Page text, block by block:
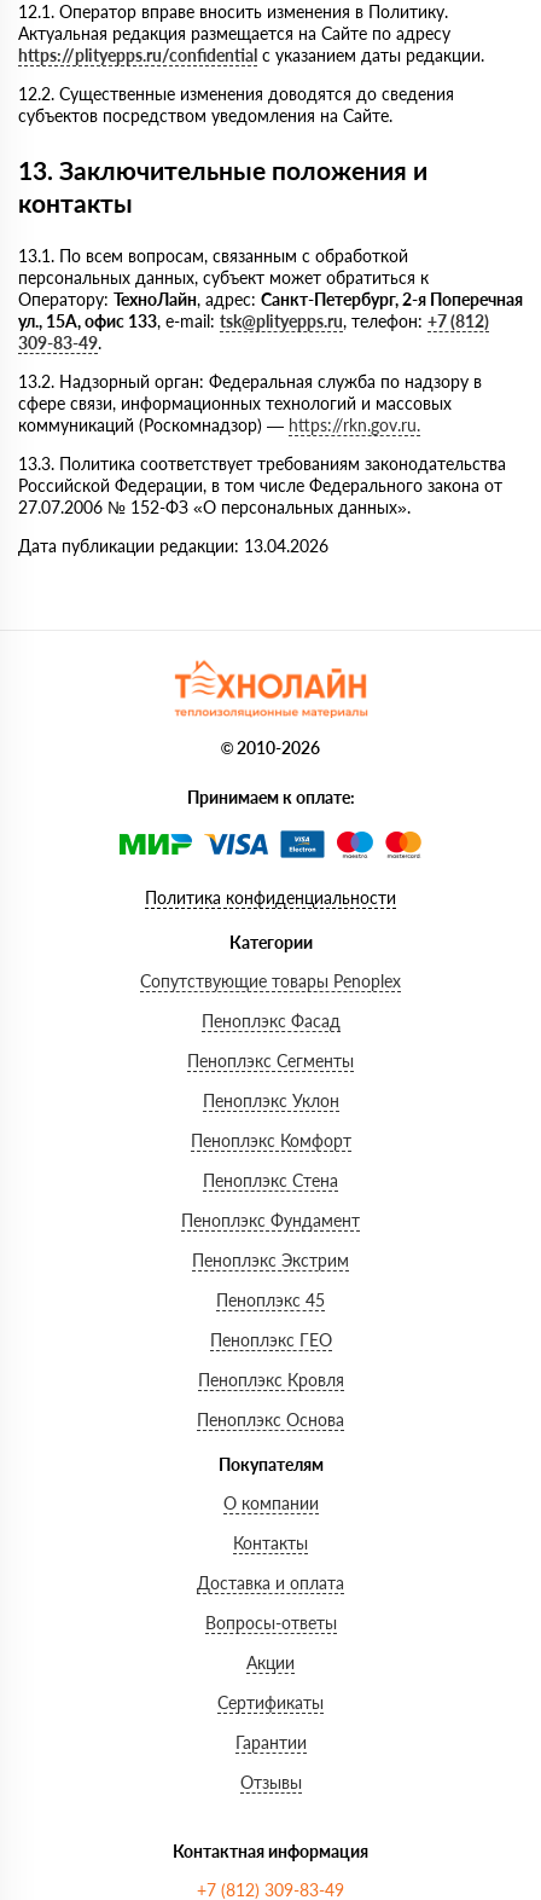
12.1. Оператор вправе вносить изменения в Политику.
Актуальная редакция размещается на Сайте по адресу
https://plityepps.ru/confidential с указанием даты редакции.
12.2. Существенные изменения доводятся до сведения
субъектов посредством уведомления на Сайте.
13. Заключительные положения и
контакты
13.1. По всем вопросам, связанным с обработкой
персональных данных, субъект может обратиться к
Оператору: ТехноЛайн, адрес: Санкт-Петербург, 2-я Поперечная
ул., 15А, офис 133, e-mail: tsk@plityepps.ru, телефон: +7 (812)
309-83-49.
13.2. Надзорный орган: Федеральная служба по надзору в
сфере связи, информационных технологий и массовых
коммуникаций (Роскомнадзор) — https://rkn.gov.ru.
13.3. Политика соответствует требованиям законодательства
Российской Федерации, в том числе Федерального закона от
27.07.2006 № 152-ФЗ «О персональных данных».
Дата публикации редакции: 13.04.2026
© 2010-2026
Принимаем к оплате:
Политика конфиденциальности
Категории
Сопутствующие товары Penoplex
Пеноплэкс Фасад
Пеноплэкс Сегменты
Пеноплэкс Уклон
Пеноплэкс Комфорт
Пеноплэкс Стена
Пеноплэкс Фундамент
Пеноплэкс Экстрим
Пеноплэкс 45
Пеноплэкс ГЕО
Пеноплэкс Кровля
Пеноплэкс Основа
Покупателям
О компании
Контакты
Доставка и оплата
Вопросы-ответы
Акции
Сертификаты
Гарантии
Отзывы
Контактная информация
+7 (812) 309-83-49